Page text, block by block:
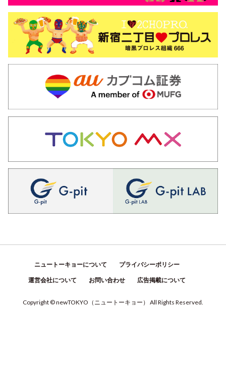
ニュートーキョーについて プライバシーポリシー
運営会社について お問い合わせ 広告掲載について
Copyright © newTOKYO （ ニュートーキョー ） All Rights Reserved.